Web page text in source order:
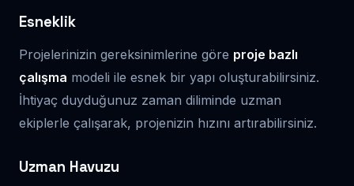
Esneklik
Projelerinizin gereksinimlerine göre proje bazlı
çalışma modeli ile esnek bir yapı oluşturabilirsiniz.
İhtiyaç duyduğunuz zaman diliminde uzman
ekiplerle çalışarak, projenizin hızını artırabilirsiniz.
Uzman Havuzu